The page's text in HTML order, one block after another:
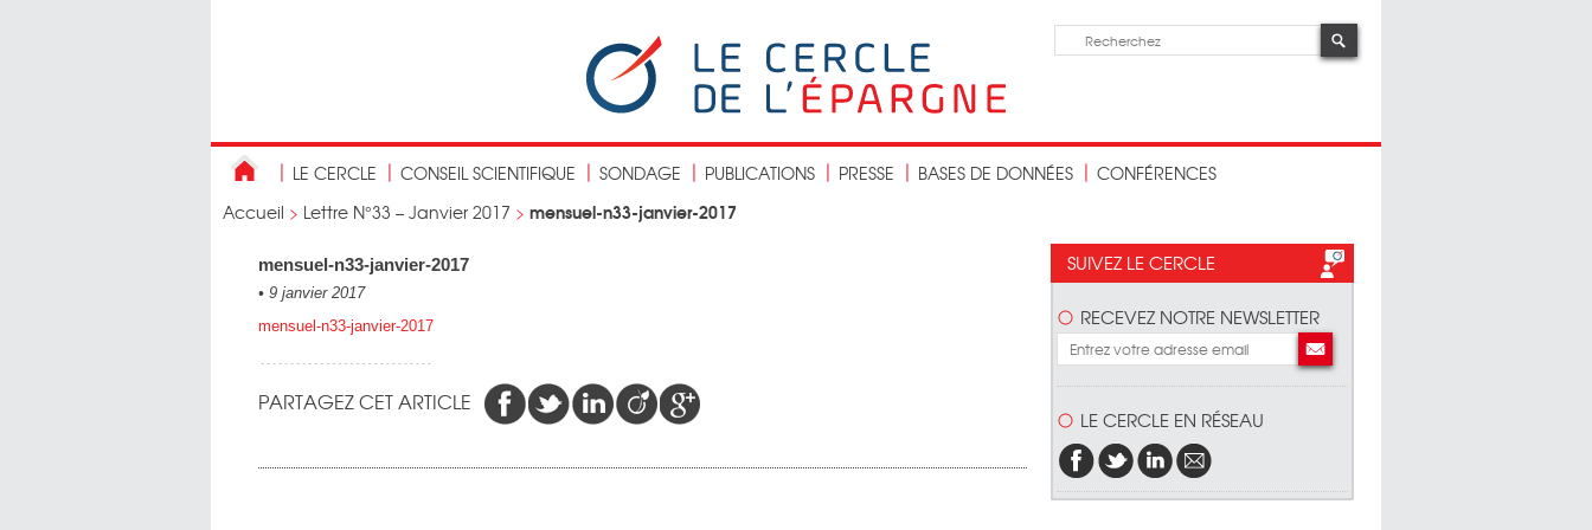
LE CERCLE CONSEIL SCIENTIFIQUE SONDAGE PUBLICATIONS PRESSE BASES DE DONNÉES
CONFÉRENCES
Accueil > Lettre N°33 – Janvier 2017 > mensuel-n33-janvier-2017
mensuel-n33-janvier-2017
• 9 janvier 2017
mensuel-n33-janvier-2017
PARTAGEZ CET ARTICLE
SUIVEZ LE CERCLE
RECEVEZ NOTRE NEWSLETTER
LE CERCLE EN RÉSEAU